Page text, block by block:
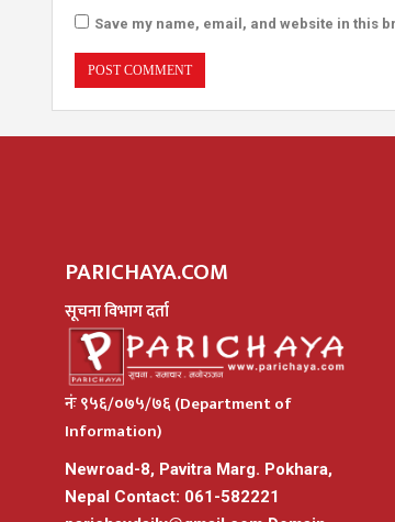
Save my name, email, and website in this
PARICHAYA.COM
सूचना विभाग दर्ता
नंः ९५६/०७५/७६ (Department of
Information)
Newroad-8, Pavitra Marg. Pokhara,
Nepal Contact: 061-582221